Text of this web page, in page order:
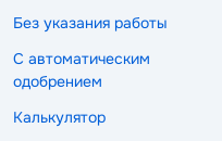
Без указания работы
С автоматическим
одобрением
Калькулятор